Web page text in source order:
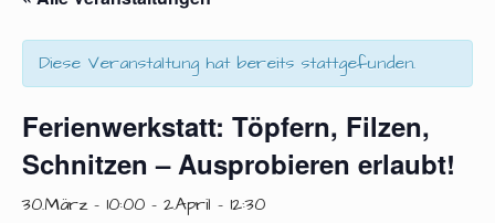
Diese Veranstaltung hat bereits stattgefunden.
Ferienwerkstatt: Töpfern, Filzen,
Schnitzen – Ausprobieren erlaubt!
30.März - 10:00 - 2.April - 12:30